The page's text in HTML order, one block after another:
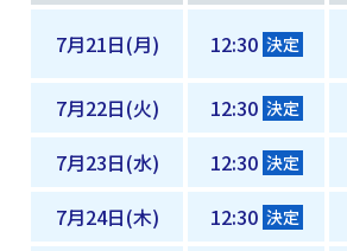
7月21日(月) 12:30 決定
7月22日(火) 12:30 決定
7月23日(水)
12:30 決定
7月24日(木)
12:30 決定